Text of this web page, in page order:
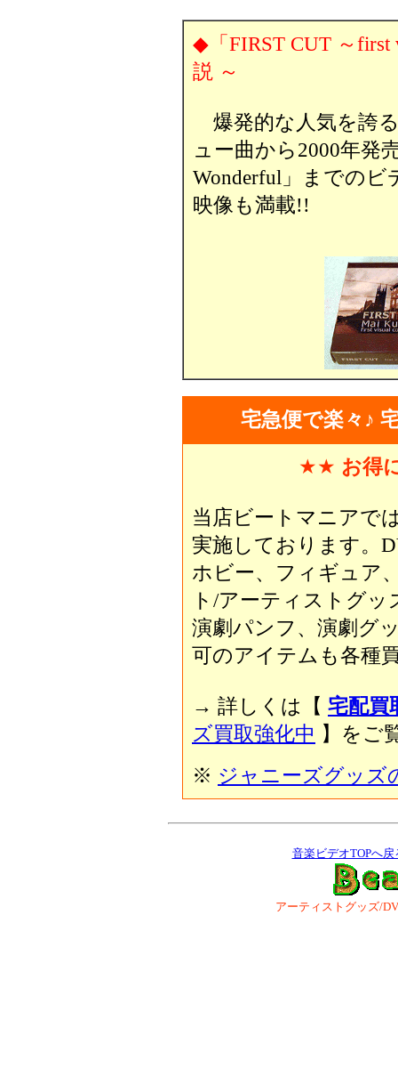
◆「FIRST CUT ～first
説 ～
爆発的な人気を誇
ュー曲から2000年発
Wonderful」までの
映像も満載!!
宅急便で楽々♪
★★ お得
当店ビートマニアで
実施しております。
ホビー、フィギュア
ト/アーティストグッ
演劇パンフ、演劇グ
可のアイテムも各種
→ 詳しくは【 宅配買
ズ買取強化中 】をご
※ ジャニーズグッズ
音楽ビデオTOPへ戻
アーティストグッズ/